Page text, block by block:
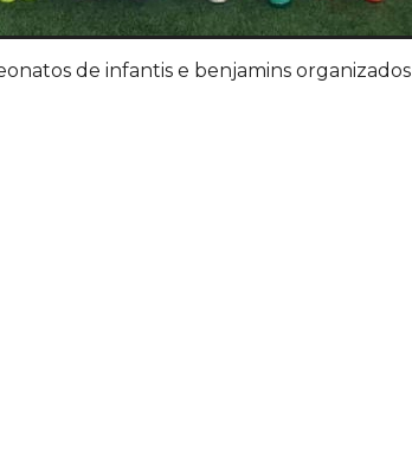
de infantis e benjamins organizados